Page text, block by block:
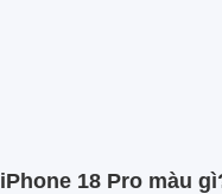
iPhone 18 Pro màu